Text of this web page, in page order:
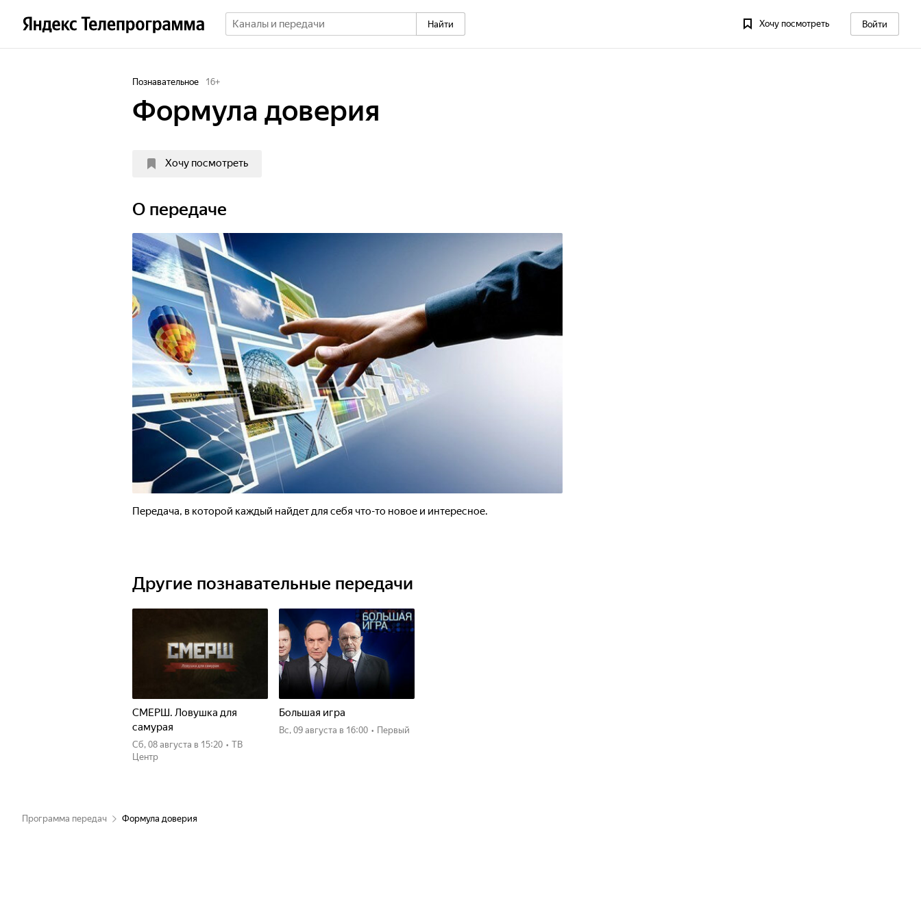
Найти Хочу посмотреть Войти
Познавательное 16+
Формула доверия
Хочу посмотреть
О передаче
Передача, в которой каждый найдет для себя что-то новое и интересное.
Другие познавательные передачи
СМЕРШ. Ловушка для
самурая
сб, 08 августа в 15:20 • ТВ
Центр
Большая игра
вс, 09 августа в 16:00 • Первый
Программа передач Формула доверия